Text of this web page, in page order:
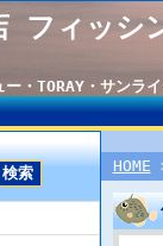
フィッ
・TORAY・サンラ
HOME